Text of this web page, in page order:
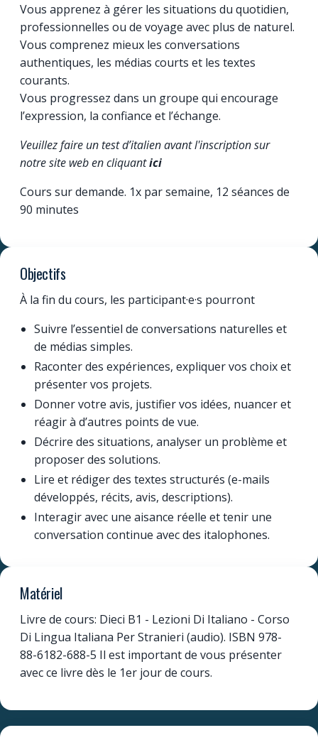
Vous apprenez à gérer les situations du quotidien,
professionnelles ou de voyage avec plus de naturel.
Vous comprenez mieux les conversations
authentiques, les médias courts et les textes
courants.
Vous progressez dans un groupe qui encourage
l’expression, la confiance et l’échange.
Veuillez faire un test d’italien avant l'inscription sur
notre site web en cliquantici
Cours sur demande. 1x par semaine, 12 séances de
90 minutes
Objectifs
À la fin du cours, les participant·e·s pourront
Suivre l’essentiel de conversations naturelles et
de médias simples.
Raconter des expériences, expliquer vos choix et
présenter vos projets.
Donner votre avis, justifier vos idées, nuancer et
réagir à d’autres points de vue.
Décrire des situations, analyser un problème et
proposer des solutions.
Lire et rédiger des textes structurés (e-mails
développés, récits, avis, descriptions).
Interagir avec une aisance réelle et tenir une
conversation continue avec des italophones.
Matériel
Livre de cours: Dieci B1 - Lezioni Di Italiano - Corso
Di Lingua Italiana Per Stranieri (audio). ISBN 978-
88-6182-688-5 Il est important de vous présenter
avec ce livre dès le 1er jour de cours.